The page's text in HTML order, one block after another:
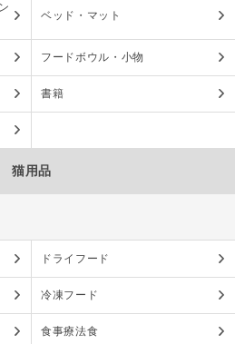
ベッド・マット
フードボウル・小物
書籍
猫用品
ドライフード
冷凍フード
食事療法食